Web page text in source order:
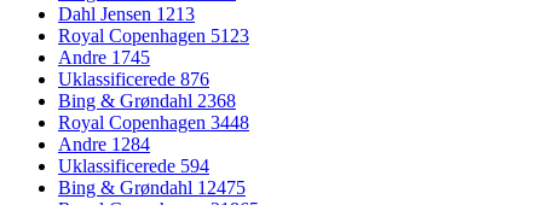
Dahl Jensen 1213
Royal Copenhagen 5123
Andre 1745
Uklassificerede 876
Bing & Grøndahl 2368
Royal Copenhagen 3448
Andre 1284
Uklassificerede 594
Bing & Grøndahl 12475